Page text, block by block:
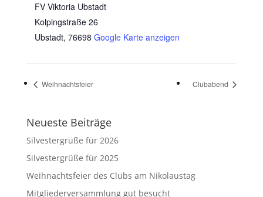
FV Viktoria Ubstadt
Kolpingstraße 26
Ubstadt, 76698 Google Karte anzeigen
Weihnachtsfeier Clubabend
Neueste Beiträge
Silvestergrüße für 2026
Silvestergrüße für 2025
Weihnachtsfeier des Clubs am Nikolaustag
Mitgliederversammlung gut besucht